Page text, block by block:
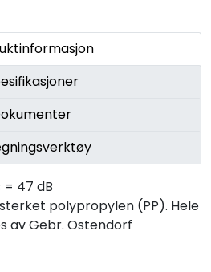
47 dB
polypropylen (PP). Hele
av Gebr. Ostendorf